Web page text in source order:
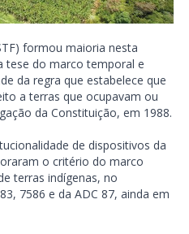
formou maioria nesta
tese do marco temporal e
da regra que estabelece que
a terras que ocupavam ou
da Constituição, em 1988.
de dispositivos da
o critério do marco
terras indígenas, no
7586 e da ADC 87, ainda em